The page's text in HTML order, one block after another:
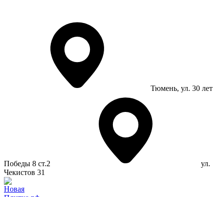
Тюмень, ул. 30 лет
Победы 8 ст.2
ул.
Чекистов 31